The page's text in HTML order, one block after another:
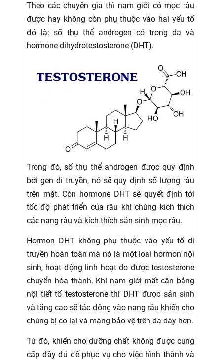
Theo các chuyên gia thì nam giới có mọc râu
được hay không còn phụ thuộc vào hai yếu tố
đó là: số thụ thể androgen có trong da và
hormone dihydrotestosterone (DHT).
Trong đó, số thụ thể androgen được quy định
bởi gen di truyền, nó sẽ quy định số lượng râu
trên mặt. Còn hormone DHT sẽ quyết định tới
tốc độ phát triển của râu khi chúng kích thích
các nang râu và kích thích sản sinh mọc râu.
Hormon DHT không phụ thuộc vào yếu tố di
truyền hoàn toàn mà nó là một loại hormon nội
sinh, hoạt động linh hoạt do được testosterone
chuyển hóa thành. Khi nam giới mất cân bằng
nội tiết tố testosterone thì DHT được sản sinh
và tăng cao sẽ tác động vào nang râu khiến cho
chúng bị co lại và màng bảo vệ trên da dày hơn.
Từ đó, khiến cho dưỡng chất không được cung
cấp đầy đủ để phục vụ cho việc hình thành và